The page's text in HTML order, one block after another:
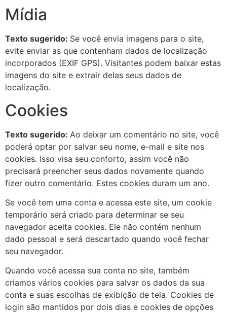
Mídia
Texto sugerido: Se você envia imagens para o site,
evite enviar as que contenham dados de localização
incorporados (EXIF GPS). Visitantes podem baixar estas
imagens do site e extrair delas seus dados de
localização.
Cookies
Texto sugerido: Ao deixar um comentário no site, você
poderá optar por salvar seu nome, e-mail e site nos
cookies. Isso visa seu conforto, assim você não
precisará preencher seus dados novamente quando
fizer outro comentário. Estes cookies duram um ano.
Se você tem uma conta e acessa este site, um cookie
temporário será criado para determinar se seu
navegador aceita cookies. Ele não contém nenhum
dado pessoal e será descartado quando você fechar
seu navegador.
Quando você acessa sua conta no site, também
criamos vários cookies para salvar os dados da sua
conta e suas escolhas de exibição de tela. Cookies de
login são mantidos por dois dias e cookies de opções